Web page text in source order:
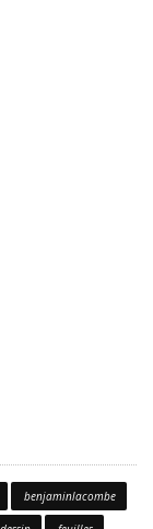
benjaminlacombe